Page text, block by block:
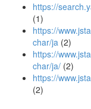
https://
(1)
https://
char/ja (2)
https://
char/ja/ (2)
https://
(2)